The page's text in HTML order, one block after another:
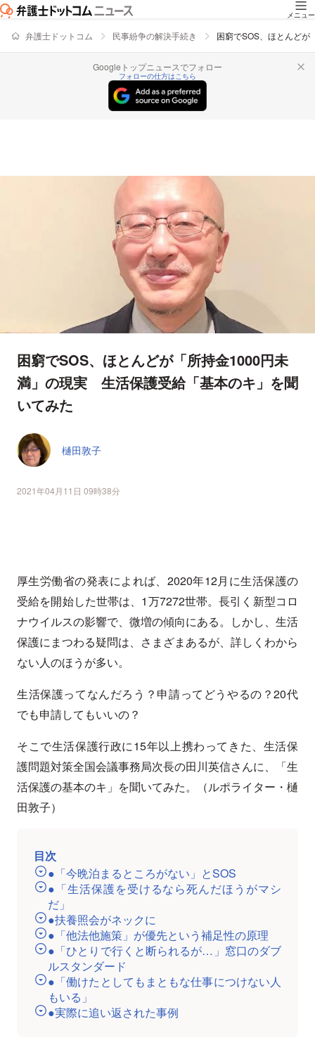
メニュー
弁護士ドットコム 民事紛争の解決手続き 困窮でSOS、ほとんど
Googleトップニュースでフォロー
フォローの仕方はこちら
困窮でSOS、ほとんどが「所持金1000円未
満」の現実 生活保護受給「基本のキ」を聞
いてみた
樋田敦子
2021年04月11日 09時38分
厚生労働省の発表によれば、2020年12月に生活保護の
受給を開始した世帯は、1万7272世帯。長引く新型コロ
ナウイルスの影響で、微増の傾向にある。しかし、生活
保護にまつわる疑問は、さまざまあるが、詳しくわから
ない人のほうが多い。
生活保護ってなんだろう？申請ってどうやるの？20代
でも申請してもいいの？
そこで生活保護行政に15年以上携わってきた、生活保
護問題対策全国会議事務局次長の田川英信さんに、「生
活保護の基本のキ」を聞いてみた。（ルポライター・樋
田敦子）
目次
●「今晩泊まるところがない」とSOS
●「生活保護を受けるなら死んだほうがマシ
だ」
●扶養照会がネックに
●「他法他施策」が優先という補足性の原理
●「ひとりで行くと断られるが…」窓口のダブ
ルスタンダード
●「働けたとしてもまともな仕事につけない人
もいる」
●実際に追い返された事例